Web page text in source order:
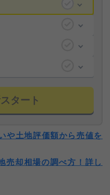
タート
や土地評価額から売値を
売却相場の調べ方！詳し